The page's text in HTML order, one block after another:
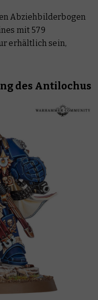
Abziehbilderbogen
mit 579
erhältlich sein,
des Antilochus